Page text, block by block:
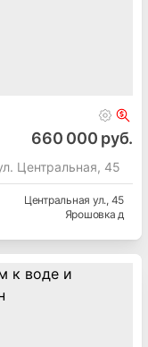
660 000 руб.
Центральная, 45
Центральная ул., 45
Ярошовка д